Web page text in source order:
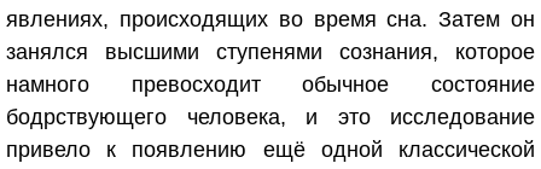
явлениях, происходящих во время сна. Затем он
занялся высшими ступенями сознания, которое
намного превосходит обычное состояние
бодрствующего человека, и это исследование
привело к появлению ещё одной классической